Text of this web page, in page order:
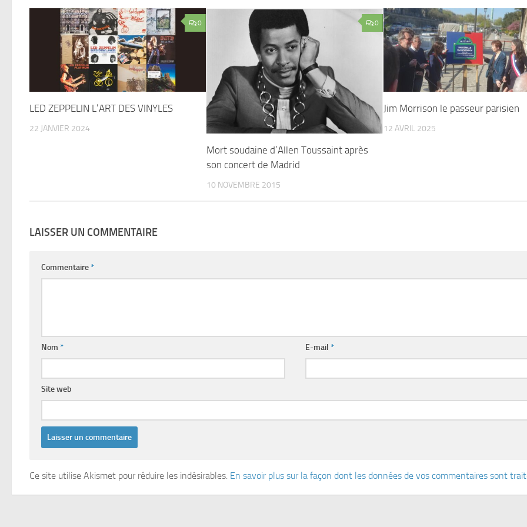
0
LED ZEPPELIN L’ART DES VINYLES
22 JANVIER 2024
0
Mort soudaine d’Allen Toussaint après
son concert de Madrid
10 NOVEMBRE 2015
Jim Morrison le passeur parisien
12 AVRIL 2025
LAISSER UN COMMENTAIRE
Commentaire*
Nom * E-mail*
Site web
Ce site utilise Akismet pour réduire les indésirables. En savoir plus sur la façon dont les données de vos commentaires sont